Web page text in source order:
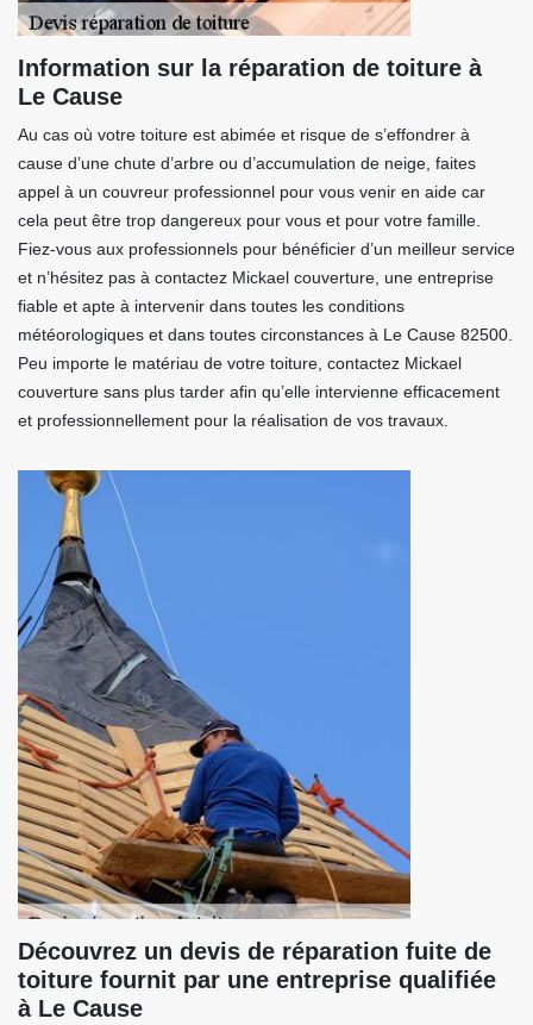
Information sur la réparation de toiture à
Le Cause
Au cas où votre toiture est abimée et risque de s’effondrer à
cause d’une chute d’arbre ou d’accumulation de neige, faites
appel à un couvreur professionnel pour vous venir en aide car
cela peut être trop dangereux pour vous et pour votre famille.
Fiez-vous aux professionnels pour bénéficier d’un meilleur service
et n’hésitez pas à contactez Mickael couverture, une entreprise
fiable et apte à intervenir dans toutes les conditions
météorologiques et dans toutes circonstances à Le Cause 82500.
Peu importe le matériau de votre toiture, contactez Mickael
couverture sans plus tarder afin qu’elle intervienne efficacement
et professionnellement pour la réalisation de vos travaux.
Découvrez un devis de réparation fuite de
toiture fournit par une entreprise qualifiée
à Le Cause